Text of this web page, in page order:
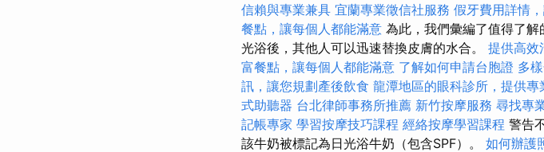
信賴與專業兼具 宜蘭專業徵信社服務 假牙費用詳情
餐點，讓每個人都能滿意 為此，我們彙編了值得了解
光浴後，其他人可以迅速替換皮膚的水合。 提供高效
富餐點，讓每個人都能滿意 了解如何申請台胞證 多
訊，讓您規劃產後飲食 龍潭地區的眼科診所，提供專
式助聽器 台北律師事務所推薦 新竹按摩服務 尋找專
記帳專家 學習按摩技巧課程 經絡按摩學習課程 警告
該牛奶被標記為日光浴牛奶（包含SPF）。 如何辦護